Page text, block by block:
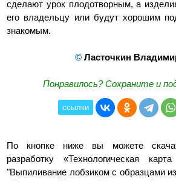
сделают урок плодотворным, а
его владельцу или будут хорошим
знакомым.
© Ласточкин
Понравилось? Сохраните и
ссылки
По кнопке ниже вы можете
разработку «Технологическая
"Выпиливание лобзиком с образцами